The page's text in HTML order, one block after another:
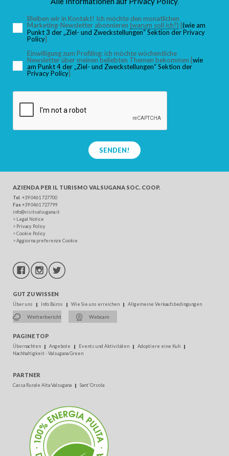
Bleiben wir in Kontakt! Ich möchte den monatlichen
Marketing-Newsletter abonnieren (warum soll ich?) [(wie am
Punkt 3 der „Ziel- und Zweckstellungen“ Sektion der Privacy
Policy]
Einwilligung zum Profiling: ich möchte wöchentliche
Newsletter über meinen beliebten Themen bekommen [wie
am Punkt 4 der „Ziel- und Zweckstellungen“ Sektion der
Privacy Policy]
SENDEN!
AZIENDA PER IL TURISMO VALSUGANA SOC. COOP.
Tel . +39 0461 727700
Fax+39 0461 727799
info@visitvalsugana.it
> Legal Notice
> Privacy Policy
>Cookie Policy
>Aggiorna preferenze Cookie
GUT ZU WISSEN
Über uns Info Büros Wie Sie uns erreichen Allgemeine Verkaufsbedingungen
Wetterbericht Webcam
PAGINE TOP
Übernachten Angebote Events und Aktivitäten
Adoptiere eine Kuh
Nachhaltigkeit - Valsugana Green
PARTNER
Cassa Rurale Alta Valsugana Sant'Orsola